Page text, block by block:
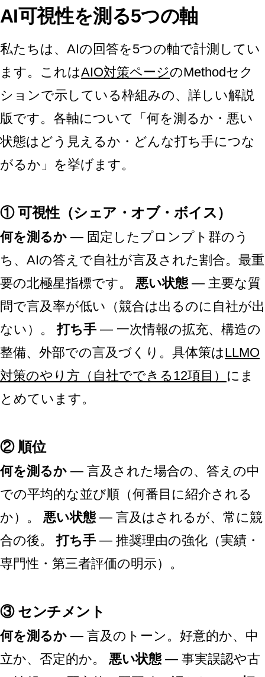
AI可視性を測る5つの軸
私たちは、AIの回答を5つの軸で計測してい
ます。これはAIO対策ページのMethodセク
ションで示している枠組みの、詳しい解説
版です。各軸について「何を測るか・悪い
状態はどう見えるか・どんな打ち手につな
がるか」を挙げます。
① 可視性（シェア・オブ・ボイス）
何を測るか — 固定したプロンプト群のう
ち、AIの答えで自社が言及された割合。最重
要の北極星指標です。 悪い状態 — 主要な質
問で言及率が低い（競合は出るのに自社が出
ない）。打ち手 — 一次情報の拡充、構造の
整備、外部での言及づくり。具体策はLLMO
対策のやり方（自社でできる12項目） にま
とめています。
② 順位
何を測るか — 言及された場合の、答えの中
での平均的な並び順（何番目に紹介される
か）。 悪い状態 — 言及はされるが、常に競
合の後。打ち手 — 推奨理由の強化（実績・
専門性・第三者評価の明示）。
③ センチメント
何を測るか — 言及のトーン。好意的か、中
立か、否定的か。 悪い状態 — 事実誤認や古